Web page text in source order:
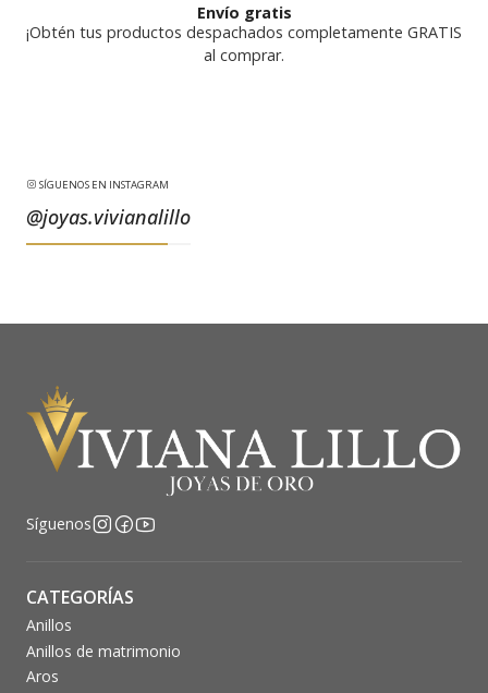
Envío gratis
¡Obtén tus productos despachados completamente GRATIS
al comprar.
SÍGUENOS EN INSTAGRAM
@joyas.vivianalillo
Síguenos
CATEGORÍAS
Anillos
Anillos de matrimonio
Aros